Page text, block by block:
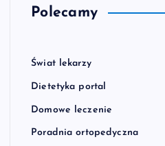
Polecamy
Świat lekarzy
Dietetyka portal
Domowe leczenie
Poradnia ortopedyczna